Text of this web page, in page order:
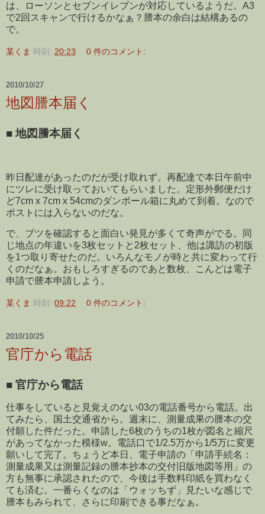
は、ローソンとセブンイレブンが対応しているようだ。A3
で2回スキャンで行けるかなぁ？謄本の余白は結構あるの
で。
某くま 時刻: 20:23 0 件のコメント:
2010/10/27
地図謄本届く
■ 地図謄本届く
昨日配達があったのだが受け取れず。再配達で本日午前中
にツレに受け取っておいてもらいました。定形外郵便だけ
ど7cm x 7cm x 54cmのダンボール箱に丸めて到着。なので
ポストには入らないのだな。
で、ブツを確認すると面白い発見が多くて奇声がでる。同
じ地点の年違いを3枚セットと2枚セット、他は諏訪の初版
を1つ取り寄せたのだ。いろんなモノが時と共に変わって行
くのだなぁ。おもしろすぎるのであと数枚、こんどは電子
申請で謄本申請しよう。
某くま 時刻: 09:22 0 件のコメント:
2010/10/25
官庁から電話
■ 官庁から電話
仕事をしていると見覚えのない03の電話番号から電話。出
てみたら、国土交通省から。週末に、測量成果の謄本の交
付願した件だった。申請した6枚のうちの1枚が図名と縮尺
があってなかった模様w。電話口で1/2.5万から1/5万に変更
願いして完了。ちょうど本日、電子申請の「申請手続名：
測量成果又は測量記録の謄本抄本の交付旧版地図等用」の
方も無事に承認されたので、今後は手数料印紙を買わなく
ても済む。一番らくなのは「ウォッちず」見たいな感じで
謄本もみられて、さらに印刷できる事だなぁ。